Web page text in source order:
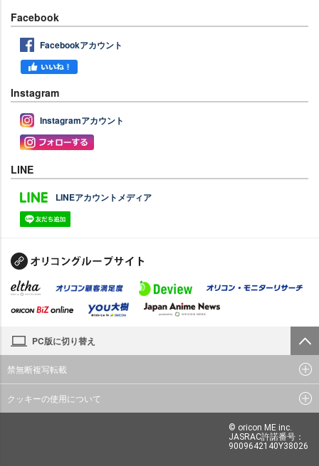
Facebook
Facebookアカウント
Instagram
Instagramアカウント
LINE
LINEアカウントメディア
PC版に切り替え
禁無断複写転載
クッキーの使用について
© oricon ME inc.
JASRAC許諾番号：
9009642140Y38026